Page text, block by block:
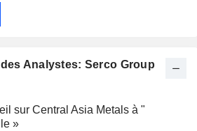
Analystes: Serco Group
sur Central Asia Metals à "
»